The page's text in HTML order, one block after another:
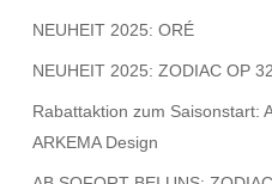
NEUHEIT 2025: ORÉ
NEUHEIT 2025: ZODIAC OP
Rabattaktion zum Saisonstart:
ARKEMA Design